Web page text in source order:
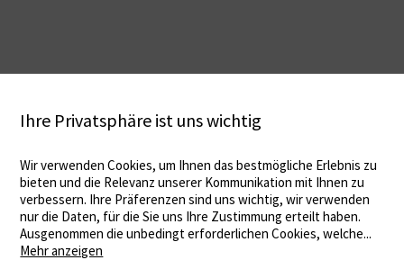
Ihre Privatsphäre ist uns wichtig
Wir verwenden Cookies, um Ihnen das bestmögliche Erlebnis zu
bieten und die Relevanz unserer Kommunikation mit Ihnen zu
verbessern. Ihre Präferenzen sind uns wichtig, wir verwenden
nur die Daten, für die Sie uns Ihre Zustimmung erteilt haben.
Ausgenommen die unbedingt erforderlichen Cookies, welche...
Mehr anzeigen